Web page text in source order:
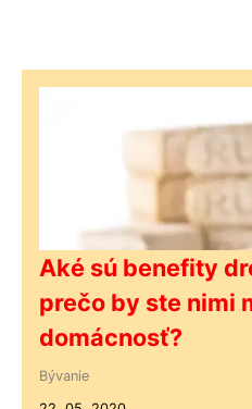
Aké sú benefity
prečo by ste nimi
domácnosť?
Bývanie